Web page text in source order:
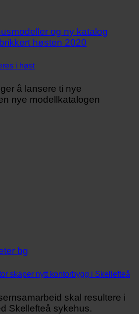
i høst
å lansere ti nye
nye modellkatalogen
skaper nytt kontorbygg i Skellefteå
skal resultere i
Skellefteå sykehus.